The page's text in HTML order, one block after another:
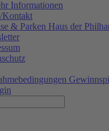
Informationen
Kontakt
& Parken Haus der